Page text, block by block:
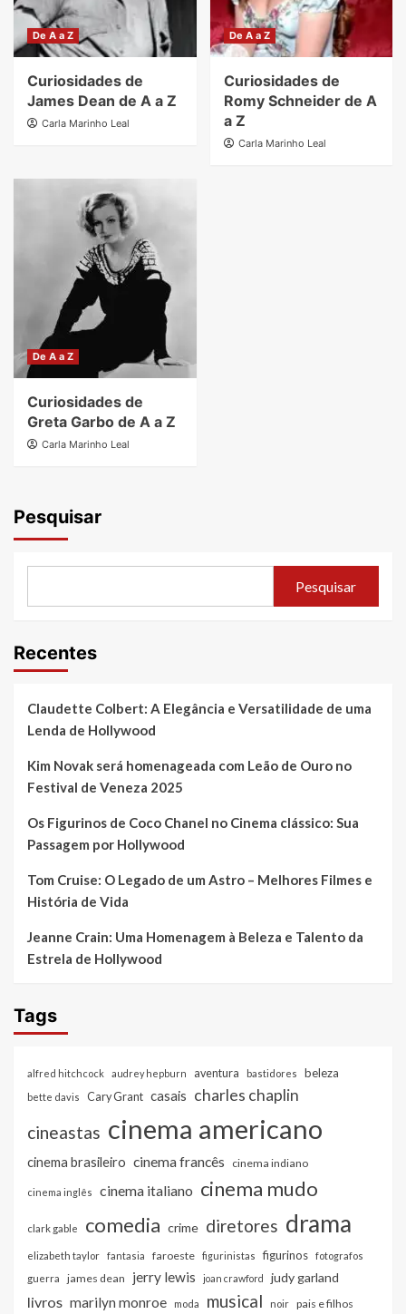
De A a Z
Curiosidades de
James Dean de A a Z
Carla Marinho Leal
De A a Z
Curiosidades de
Romy Schneider de A
a Z
Carla Marinho Leal
De A a Z
Curiosidades de
Greta Garbo de A a Z
Carla Marinho Leal
Pesquisar
Pesquisar
Recentes
Claudette Colbert: A Elegância e Versatilidade de uma
Lenda de Hollywood
Kim Novak será homenageada com Leão de Ouro no
Festival de Veneza 2025
Os Figurinos de Coco Chanel no Cinema clássico: Sua
Passagem por Hollywood
Tom Cruise: O Legado de um Astro – Melhores Filmes e
História de Vida
Jeanne Crain: Uma Homenagem à Beleza e Talento da
Estrela de Hollywood
Tags
alfred hitchcock audrey hepburn aventura bastidores beleza
bette davis Cary Grant casais charles chaplin
cineastas cinema americano
cinema brasileiro cinema francês cinema indiano
cinema inglês cinema italiano cinema mudo
clark gable comedia crime diretores drama
elizabeth taylor fantasia faroeste figurinistas figurinos
fotografos
guerra
james dean jerry lewis joan crawford judy garland
livros marilyn monroe moda musical noir pais e filhos